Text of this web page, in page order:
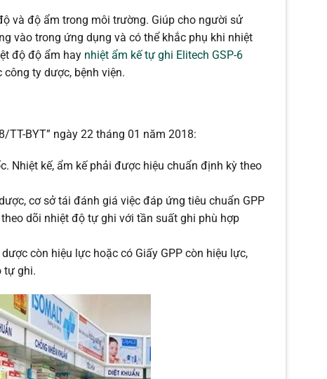
và độ ẩm trong môi trường. Giúp cho người sử
vào trong ứng dụng và có thể khắc phụ khi nhiệt
độ độ ẩm hay nhiệt ẩm kế tự ghi Elitech GSP-6
ty dược, bệnh viện.
BYT” ngày 22 tháng 01 năm 2018:
Nhiệt kế, ẩm kế phải được hiệu chuẩn định kỳ theo
cơ sở tái đánh giá việc đáp ứng tiêu chuẩn GPP
dõi nhiệt độ tự ghi với tần suất ghi phù hợp
còn hiệu lực hoặc có Giấy GPP còn hiệu lực,
tự ghi.